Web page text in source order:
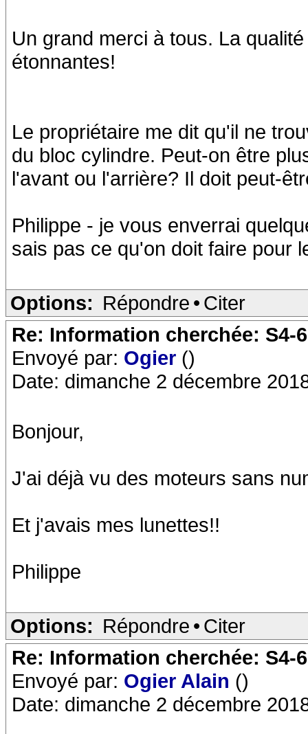
Un grand merci à tous. La
étonnantes!
Le propriétaire me dit qu'il ne
du bloc cylindre. Peut-on être
l'avant ou l'arrière? Il doit peut-
Philippe - je vous enverrai
sais pas ce qu'on doit faire pour
Options: Répondre • Citer
Re: Information cherchée: S4-
Envoyé par: Ogier ()
Date: dimanche 2 décembre
Bonjour,
J'ai déjà vu des moteurs sans
Et j'avais mes lunettes!!
Philippe
Options: Répondre • Citer
Re: Information cherchée: S4-
Envoyé par: Ogier Alain ()
Date: dimanche 2 décembre